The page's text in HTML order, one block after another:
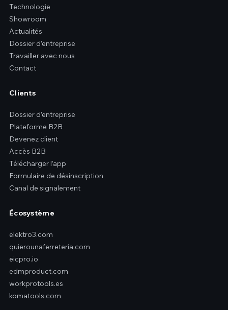
Technologie
Showroom
Actualités
Dossier d’entreprise
Travailler avec nous
Contact
Clients
Dossier d’entreprise
Plateforme B2B
Devenez client
Accès B2B
Télécharger l’app
Formulaire de désinscription
Canal de signalement
Écosystème
elektro3.com
quierounaferreteria.com
eicpro.io
edmproduct.com
workprotools.es
komatools.com